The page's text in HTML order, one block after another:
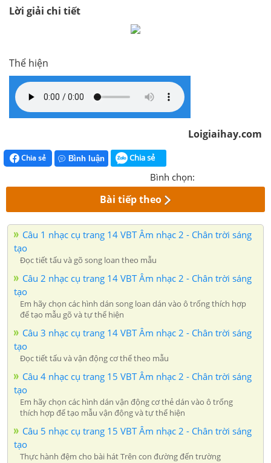
Lời giải chi tiết
Thể hiện
Loigiaihay.com
Chia sẻ Bình luận Chia sẻ
Bình chọn:
Bài tiếp theo
Câu 1 nhạc cụ trang 14 VBT Âm nhạc 2 - Chân trời sáng
tạo
Đọc tiết tấu và gõ song loan theo mẫu
Câu 2 nhạc cụ trang 14 VBT Âm nhạc 2 - Chân trời sáng
tạo
Em hãy chọn các hình dán song loan dán vào ô trống thích hợp
để tạo mẫu gõ và tự thể hiện
Câu 3 nhạc cụ trang 14 VBT Âm nhạc 2 - Chân trời sáng
tạo
Đọc tiết tấu và vận động cơ thể theo mẫu
Câu 4 nhạc cụ trang 15 VBT Âm nhạc 2 - Chân trời sáng
tạo
Em hãy chọn các hình dán vận động cơ thẻ dán vào ô trống
thích hợp để tạo mẫu vận động và tự thể hiện
Câu 5 nhạc cụ trang 15 VBT Âm nhạc 2 - Chân trời sáng
tạo
Thực hành đệm cho bài hát Trên con đường đến trường